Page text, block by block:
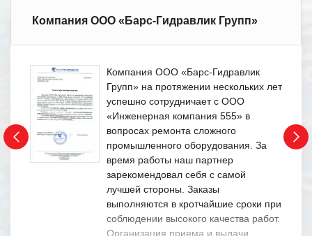
Компания ООО «Барс-Гидравлик Групп»
Компания ООО «Барс-Гидравлик
Групп» на протяжении нескольких лет
успешно сотрудничает с ООО
«Инженерная компания 555» в
вопросах ремонта сложного
промышленного оборудования. За
время работы наш партнер
зарекомендовал себя с самой
лучшей стороны. Заказы
выполняются в кротчайшие сроки при
соблюдении высокого качества работ.
Организация приема и выдачи